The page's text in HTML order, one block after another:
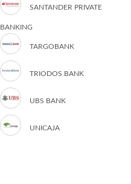
SANTANDER PRIVATE
BANKING
TARGOBANK
TRIODOS BANK
UBS BANK
UNICAJA